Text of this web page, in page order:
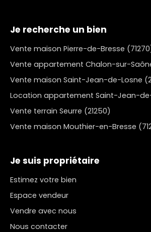
Je recherche un bien
Vente maison Pierre-de-Bresse
Vente appartement Chalon-sur-
Vente maison Saint-Jean-de-Losne
Location appartement Saint-Jean-de-
Vente terrain Seurre (21250)
Vente maison Mouthier-en-Bresse
Je suis propriétaire
Estimez votre bien
Espace vendeur
Vendre avec nous
Nous contacter